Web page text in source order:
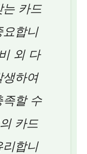
는 카드
합니
외 다
하여
족할 수
카드
합니